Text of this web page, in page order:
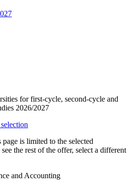
for first-cycle, second-cycle and
2026/2027
is limited to the selected
the rest of the offer, select a different
and Accounting